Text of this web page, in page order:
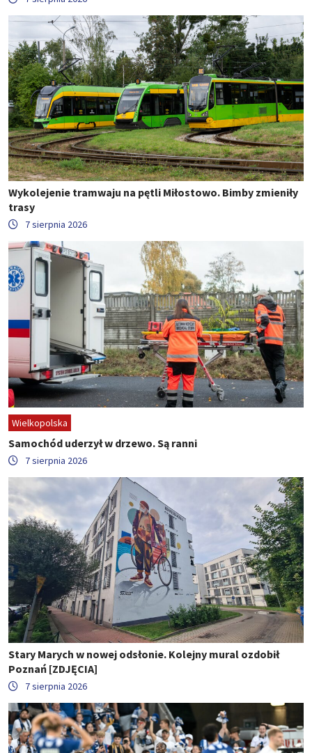
Wykolejenie tramwaju na pętli Miłostowo. Bimby zmieniły
trasy
7 sierpnia 2026
Wielkopolska
Samochód uderzył w drzewo. Są ranni
7 sierpnia 2026
Stary Marych w nowej odsłonie. Kolejny mural ozdobił
Poznań [ZDJĘCIA]
7 sierpnia 2026